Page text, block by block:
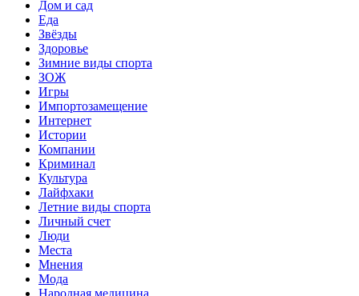
Дом и сад
Еда
Звёзды
Здоровье
Зимние виды спорта
ЗОЖ
Игры
Импортозамещение
Интернет
Истории
Компании
Криминал
Культура
Лайфхаки
Летние виды спорта
Личный счет
Люди
Места
Мнения
Мода